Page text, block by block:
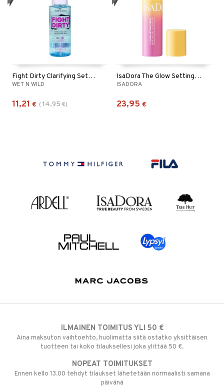
Fight Dirty Clarifying Setting Spray
WET N WILD
11,21 € ( 14,95 €)
IsaDora The Glow Setting Spray
ISADORA
23,95 €
ILMAINEN TOIMITUS YLI 50 €
Aina maksuton vaihtoehto, huolimatta siitä ostatko yksittäisen
tuotteen tai koko tilauksellesi joka ylittää 50 €.
NOPEAT TOIMITUKSET
Ennen kello 13.00 tehdyt tilaukset lähetetään normaalisti samana
päivänä